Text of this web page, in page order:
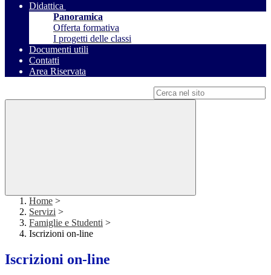
Didattica
Panoramica
Offerta formativa
I progetti delle classi
Documenti utili
Contatti
Area Riservata
Home >
Servizi >
Famiglie e Studenti >
Iscrizioni on-line
Iscrizioni on-line